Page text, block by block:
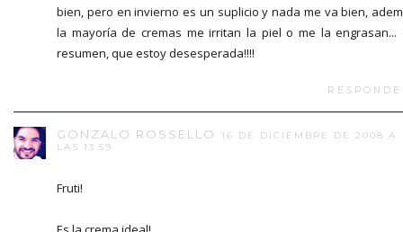
bien, pero en invierno es un suplicio y nada me va bien,
la mayoría de cremas me irritan la piel o me la engrasan...
resumen, que estoy desesperada!!!!
GONZALO ROSSELLO
16 DE DICIEMBRE DE 2008 A
LAS 13:59
Fruti!